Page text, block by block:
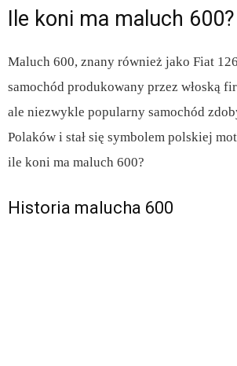
Ile koni ma maluch 600?
Maluch 600, znany również jako Fiat
samochód produkowany przez włoską
ale niezwykle popularny samochód
Polaków i stał się symbolem polskiej
ile koni ma maluch 600?
Historia malucha 600